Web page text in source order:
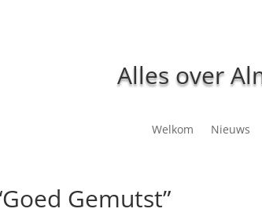
Alles over
Welkom Nieuws
Gemutst”